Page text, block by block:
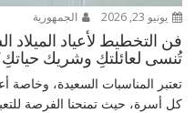
يونيو 23, 2026 الجمهورية
فن التخطيط لأعياد
تُنسى لعائلتكِ وشريك
تعتبر المناسبات السعيدة، وخاصة
كل أسرة، حيث تمنحنا الفرصة